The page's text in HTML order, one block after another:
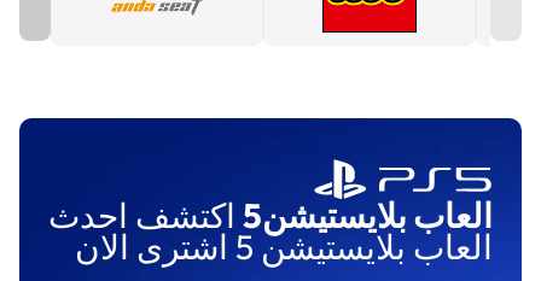
العاب بلايستيشن5 اكتشف احدث
العاب بلايستيشن 5 اشترى الان